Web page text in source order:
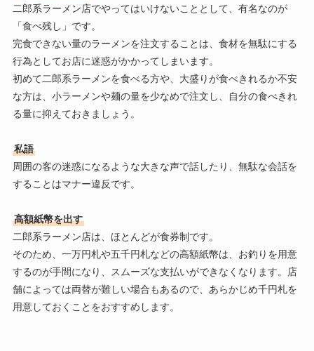
二郎系ラーメン店でやってはいけないこととして、有名なのが
「食べ残し」です。
完食できない量のラーメンを注文することは、食材を無駄にする
行為としてお店に迷惑がかかってしまいます。
初めて二郎系ラーメンを食べる方や、大盛りが食べきれるか不安
な方は、小ラーメンや麺の量を少なめで注文し、自分の食べきれ
る量に抑えておきましょう。
私語
周囲の客の迷惑になるような大きな声で話したり、無駄な会話を
することはマナー違反です。
高額紙幣を出す
二郎系ラーメン店は、ほとんどが食券制です。
そのため、一万円札や五千円札などの高額紙幣は、お釣りを用意
するのが手間になり、スムーズな支払いができなくなります。店
舗によっては両替が難しい場合もあるので、あらかじめ千円札を
用意しておくことをおすすめします。